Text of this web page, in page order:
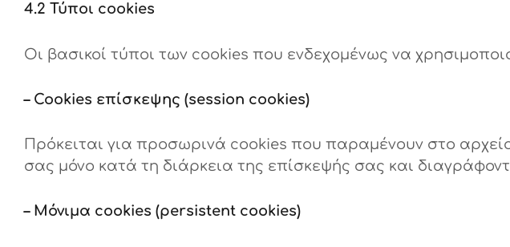
4.2 Τύποι cookies
Οι βασικοί τύποι των cookies που ενδεχομένως να
– Cookies επίσκεψης (session cookies)
Πρόκειται για προσωρινά cookies που παραμένουν στο
σας μόνο κατά τη διάρκεια της επίσκεψής σας και
– Μόνιμα cookies (persistent cookies)